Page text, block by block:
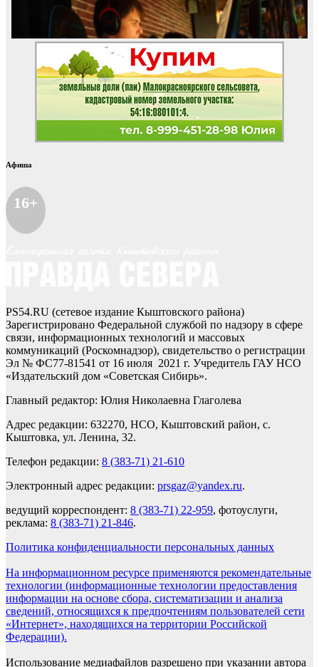
Афиша
16+
PS54.RU (сетевое издание Кыштовского района)
Зарегистрировано Федеральной службой по надзору в сфере
связи, информационных технологий и массовых
коммуникаций (Роскомнадзор), свидетельство о регистрации
Эл № ФС77-81541 от 16 июля 2021 г. Учредитель ГАУ НСО
«Издательский дом «Советская Сибирь».
Главный редактор: Юлия Николаевна Глаголева
Адрес редакции: 632270, НСО, Кыштовский район, с.
Кыштовка, ул. Ленина, 32.
Телефон редакции: 8 (383-71) 21-610
Электронный адрес редакции: prsgaz@yandex.ru.
ведущий корреспондент: 8 (383-71) 22-959, фотоуслуги,
реклама: 8 (383-71) 21-846.
Политика конфиденциальности персональных данных
На информационном ресурсе применяются рекомендательные
технологии (информационные технологии предоставления
информации на основе сбора, систематизации и анализа
сведений, относящихся к предпочтениям пользователей сети
«Интернет», находящихся на территории Российской
Федерации).
Использование медиафайлов разрешено при указании автора